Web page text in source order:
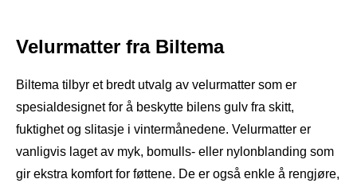
Velurmatter fra Biltema
Biltema tilbyr et bredt utvalg av velurmatter som er
spesialdesignet for å beskytte bilens gulv fra skitt,
fuktighet og slitasje i vintermånedene. Velurmatter er
vanligvis laget av myk, bomulls- eller nylonblanding som
gir ekstra komfort for føttene. De er også enkle å rengjøre,